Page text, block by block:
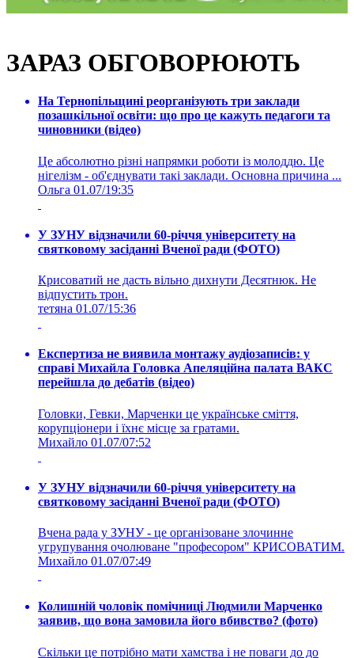
ЗАРАЗ ОБГОВОРЮЮТЬ
На Тернопільщині реорганізують три заклади
позашкільної освіти: що про це кажуть педагоги та
чиновники (відео)
Це абсолютно різні напрямки роботи із молоддю. Це
нігелізм - об'єднувати такі заклади. Основна причина ...
Ольга 01.07/19:35
У ЗУНУ відзначили 60-річчя університету на
святковому засіданні Вченої ради (ФОТО)
Крисоватий не дасть вільно дихнути Десятнюк. Не
відпустить трон.
тетяна 01.07/15:36
Експертиза не виявила монтажу аудіозаписів: у
справі Михайла Головка Апеляційна палата ВАКС
перейшла до дебатів (відео)
Головки, Гевки, Марченки це українське сміття,
корупціонери і їхнє місце за гратами.
Михайло 01.07/07:52
У ЗУНУ відзначили 60-річчя університету на
святковому засіданні Вченої ради (ФОТО)
Вчена рада у ЗУНУ - це організоване злочинне
угрупування очолюване "професором" КРИСОВАТИМ.
Михайло 01.07/07:49
Колишній чоловік помічниці Людмили Марченко
заявив, що вона замовила його вбивство? (фото)
Скільки це потрібно мати хамства і не поваги до до